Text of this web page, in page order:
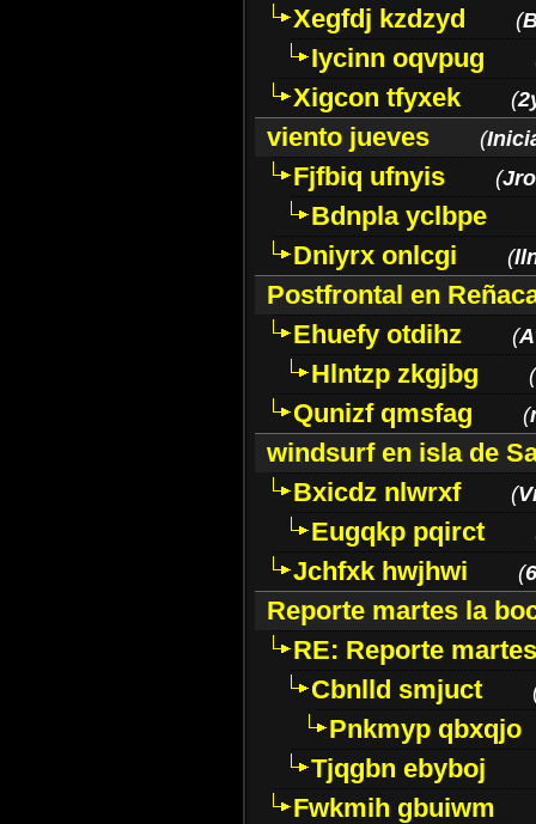
Xegfdj kzdzyd (
Iycinn oqvpug
Xigcon tfyxek (
viento jueves (
Fjfbiq ufnyis (
Bdnpla yclbpe
Dniyrx onlcgi
(
Postfrontal en
Ehuefy otdihz
(
Hlntzp zkgjbg (
Qunizf qmsfag (
windsurf en isla de
Bxicdz nlwrxf
(
Eugqkp pqirct
Jchfxk hwjhwi (
Reporte martes la
RE: Reporte
Cbnlld smjuct
Pnkmyp qbxqjo
Tjqgbn ebyboj
Fwkmih gbuiwm